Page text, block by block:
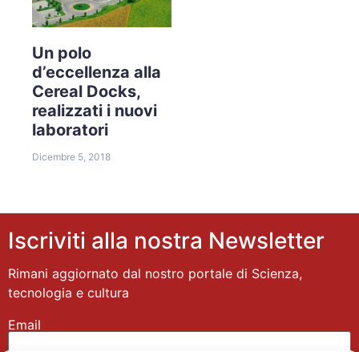
Un polo
d’eccellenza alla
Cereal Docks,
realizzati i nuovi
laboratori
Dicembre 5, 2018
Iscriviti alla nostra Newsletter
Rimani aggiornato dal nostro portale di Scienza,
tecnologia e cultura
Email